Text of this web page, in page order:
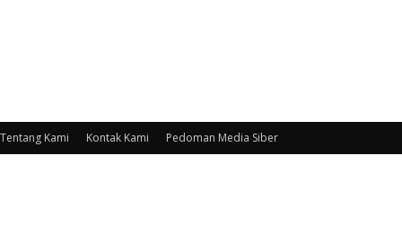
Tentang Kami Kontak Kami Pedoman Media Siber